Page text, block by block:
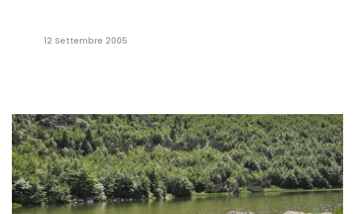
12 Settembre 2005